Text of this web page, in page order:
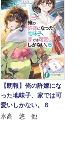
【朗報】俺の許嫁にな
った地味子、家では可
愛いしかない。６
氷高 悠 他